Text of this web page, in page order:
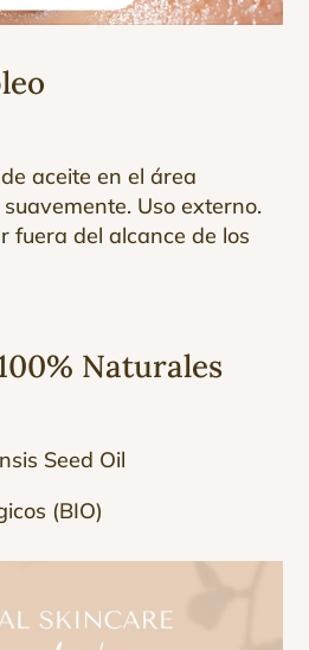
aceite en el área
Uso externo.
fuera del alcance de los
Naturales
Seed Oil
(BIO)